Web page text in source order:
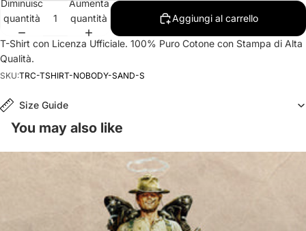
Diminuisci
quantità
Aumenta
quantità
Aggiungi al carrello
T-Shirt con Licenza Ufficiale. 100% Puro Cotone con Stampa di Alta
Qualità.
SKU:TRC-TSHIRT-NOBODY-SAND-S
Size Guide
You may also like